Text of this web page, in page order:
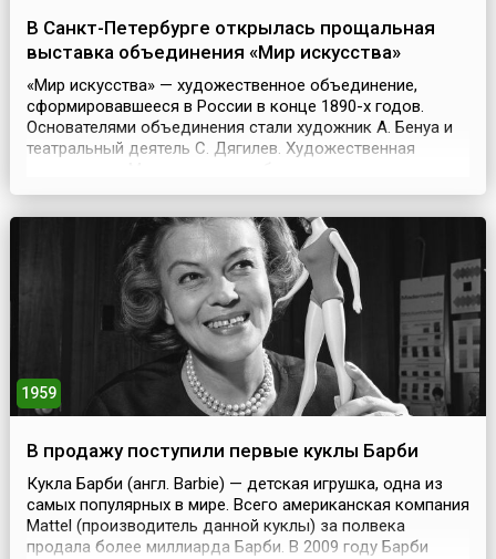
В Санкт-Петербурге открылась прощальная
выставка объединения «Мир искусства»
«Мир искусства» — художественное объединение,
сформировавшееся в России в конце 1890-х годов.
Основателями объединения стали художник А. Бенуа и
театральный деятель С. Дягилев. Художественная
и символизмом. В противовес идеям передвижников
эстетического начала в искусстве. Члены «Мира
1959
В продажу поступили первые куклы Барби
Кукла Барби (англ. Barbie) — детская игрушка, одна из
самых популярных в мире. Всего американская компания
Mattel (производитель данной куклы) за полвека
продала более миллиарда Барби. В 2009 году Барби